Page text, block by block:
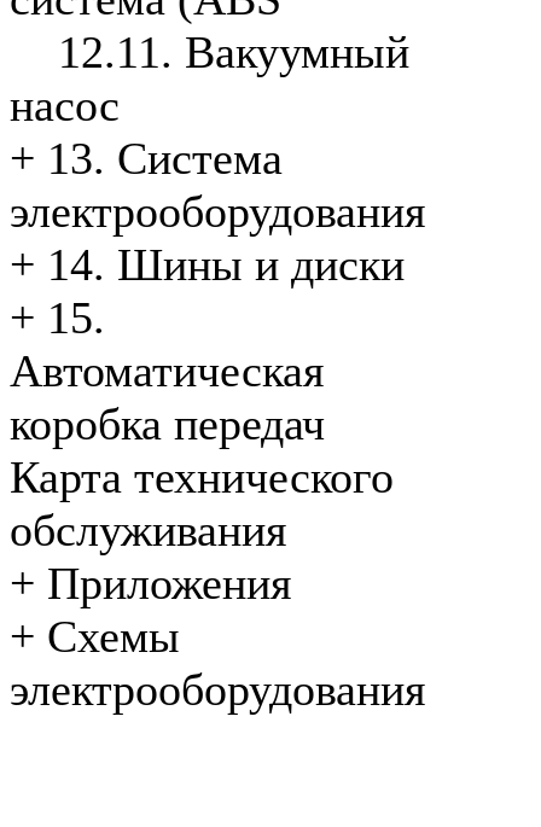
12.11. Вакуумный
насос
+ 13. Система
электрооборудования
+ 14. Шины и диски
+ 15.
Автоматическая
коробка передач
Карта технического
обслуживания
+ Приложения
+ Схемы
электрооборудования